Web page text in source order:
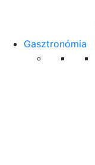
Gasztronómia